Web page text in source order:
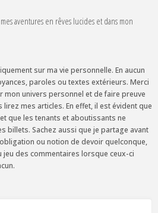
aventures en rêves lucides et dans mon
sur ma vie personnelle. En aucun
paroles ou textes extérieurs. Merci
univers personnel et de faire preuve
mes articles. En effet, il est évident que
que les tenants et aboutissants ne
billets. Sachez aussi que je partage avant
ou notion de devoir quelconque,
des commentaires lorsque ceux-ci